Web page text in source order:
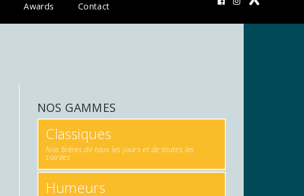
Awards Contact
NOS GAMMES
Classiques
Nos bières de tous les jours et de toutes les
soirées
Humeurs